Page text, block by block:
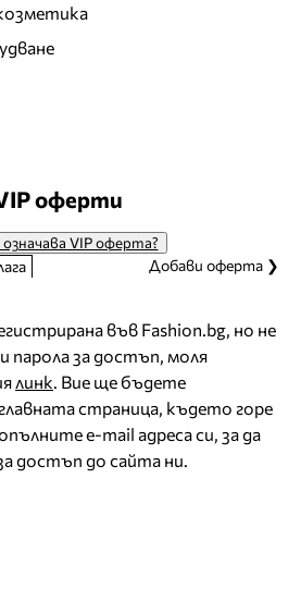
оферти
VIP оферта?
Добави оферта ❯
във Fashion.bg, но не
парола за достъп, моля
линк. Вие ще бъдете
страница, където горе
e-mail адреса си, за да
достъп до сайта ни.